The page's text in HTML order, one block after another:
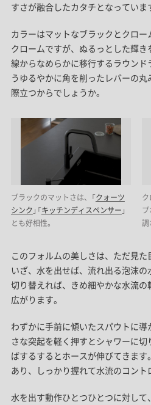
すさが融合したカタチとなっていま
カラーはマットなブラックとクロ
クロームですが、 ぬるっとした輝
線からなめらかに移行するラウン
うゆるやかに角を削ったレバーの
際立つからでしょうか。
ブラックのマットさは、「クォーツ
シンク 」「キッチンディスペンサー 」
とも好相性。
調
このフォルムの美しさは、ただ見た
いざ、水を出せば、流れ出る泡沫
切り替えれば、きめ細やかな水流
広がります。
わずかに手前に傾いたスパウトに
さな突起を軽く押すとシャワーに
ばするするとホースが伸びてきます。
あり、しっかり握れて水流のコント
水を出す動作ひとつひとつに対して